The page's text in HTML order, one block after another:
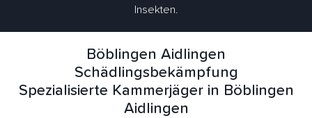
Insekten.
Böblingen Aidlingen
Schädlingsbekämpfung
Spezialisierte Kammerjäger in Böblingen
Aidlingen